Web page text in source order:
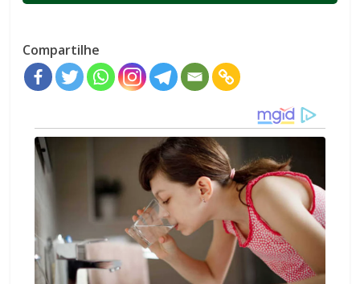
Compartilhe